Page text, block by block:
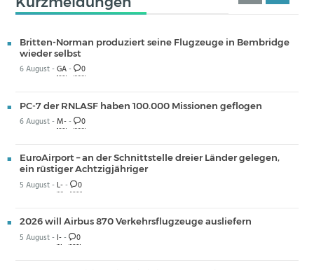
Britten-Norman produziert seine Flugzeuge in Bembridge
wieder selbst
6 August -GA- 0
PC-7 der RNLASF haben 100.000 Missionen geflogen
6 August -M-- 0
EuroAirport – an der Schnittstelle dreier Länder gelegen,
ein rüstiger Achtzigjähriger
5 August -L-- 0
2026 will Airbus 870 Verkehrsflugzeuge ausliefern
5 August - I-- 0